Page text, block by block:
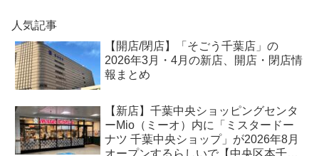
人気記事
【開店/閉店】「そごう千葉店」の
2026年3月・4月の新店、開店・閉店情
報まとめ
【新店】千葉中央ショッピングセンタ
ーMio（ミーオ）内に「ミスタードー
ナツ 千葉中央ショップ」が2026年8月
オープンするらしいで【中央区本千葉